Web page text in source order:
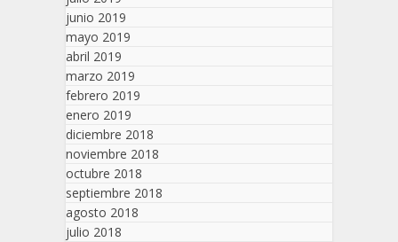
junio 2019
mayo 2019
abril 2019
marzo 2019
febrero 2019
enero 2019
diciembre 2018
noviembre 2018
octubre 2018
septiembre 2018
agosto 2018
julio 2018